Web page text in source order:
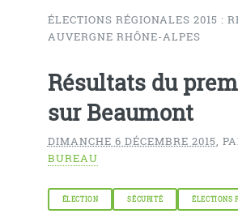
ÉLECTIONS RÉGIONALES 2015 :
AUVERGNE RHÔNE-ALPES
Résultats du
sur Beaumont
DIMANCHE 6 DÉCEMBRE 2015,
BUREAU
ÉLECTION SÉCURITÉ ÉLECTIONS